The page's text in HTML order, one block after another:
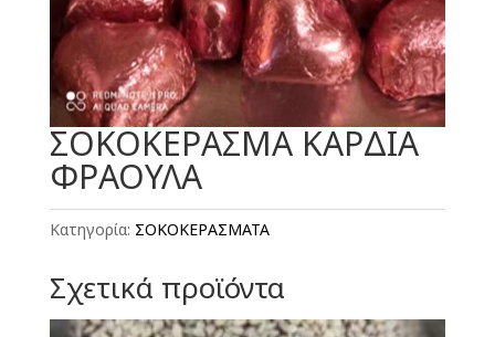
ΣΟΚΟΚΕΡΑΣΜΑ ΚΑΡΔΙΑ
ΦΡΑΟΥΛΑ
Κατηγορία: ΣΟΚΟΚΕΡΑΣΜΑΤΑ
Σχετικά προϊόντα